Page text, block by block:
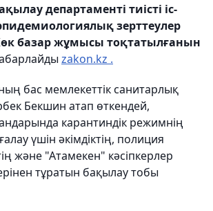
департаменті тиісті іс-
зерттеулер
базар жұмысы тоқтатылғанын
zakon.kz .
бас мемлекеттік санитарлық
Бекшин атап өткендей,
карантиндік режимнің
үшін әкімдіктің, полиция
және "Атамекен" кәсіпкерлер
тұратын бақылау тобы